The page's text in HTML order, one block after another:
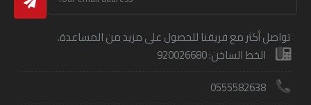
تواصل أكثر مع فريقنا للحصول على مزيد من المساعدة.
الخط الساخن: 920026680
0555582638